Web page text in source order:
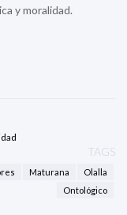
y moralidad.
TAGS
Maturana
Olalla
Ontológico